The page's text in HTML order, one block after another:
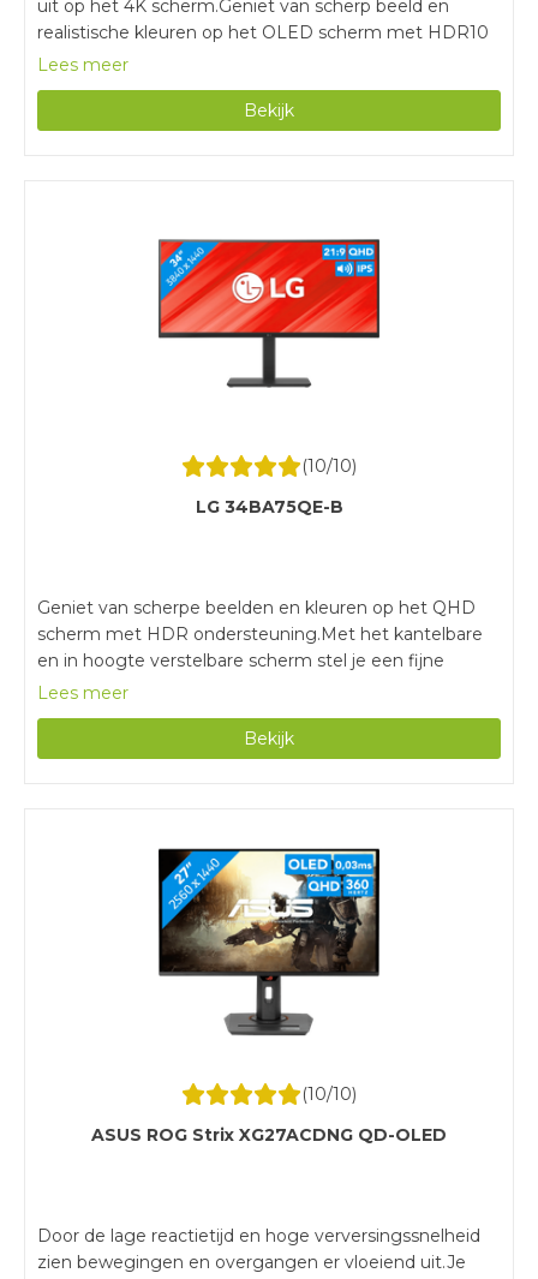
uit op het 4K scherm.Geniet van scherp beeld en
realistische kleuren op het OLED scherm met HDR10
ondersteuning.Door de lage reactietijd en hoge
er vloeiend uit.Voor de maximale verversingssnelheid
van 240 hertz sluit je de monitor alleen aan via
Lees meer
Bekijk
(10/10)
LG 34BA75QE-B
Geniet van scherpe beelden en kleuren op het QHD
scherm met HDR ondersteuning.Met het kantelbare
en in hoogte verstelbare scherm stel je een fijne
werkhouding in.Door het blauw licht filter en de
vermoeide ogen.Deze monitor is erg groot, waardoor
je veel ruimte nodig hebt op je bureau.
Lees meer
Bekijk
(10/10)
ASUS ROG Strix XG27ACDNG QD-OLED
Door de lage reactietijd en hoge verversingssnelheid
zien bewegingen en overgangen er vloeiend uit.Je